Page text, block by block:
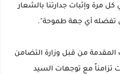
مرة وإثبات جدارتنا بالشعار
تفضله أي جهة طموحة".
المقدمة من قبل وزارة التضامن
تزامناً مع توجهات السيد